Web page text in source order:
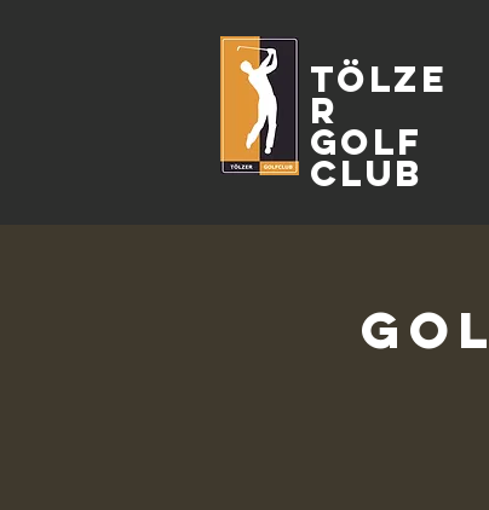
Tölze
r
Golf
Club